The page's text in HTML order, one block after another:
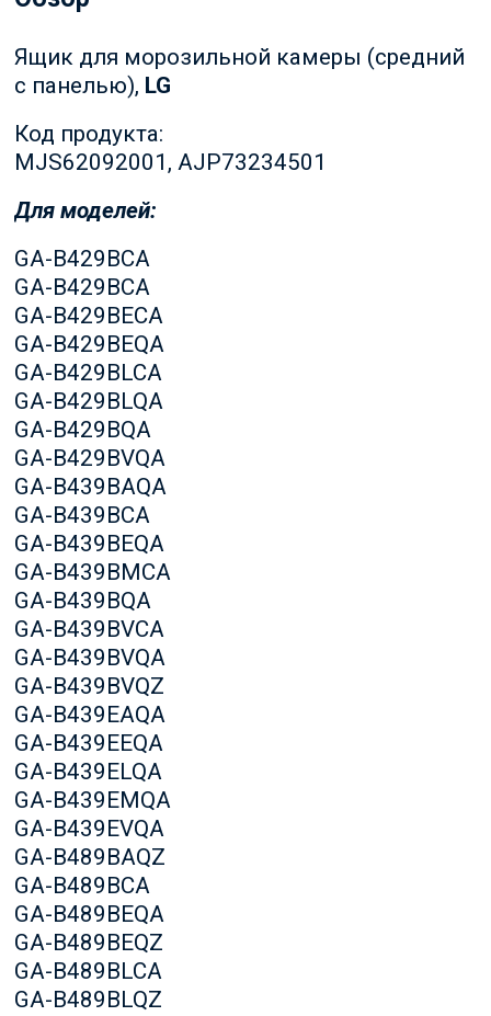
Ящик для морозильной камеры (средний
с панелью), LG
Код продукта:
MJS62092001, AJP73234501
Для моделей:
GA-B429BCA
GA-B429BCA
GA-B429BECA
GA-B429BEQA
GA-B429BLCA
GA-B429BLQA
GA-B429BQA
GA-B429BVQA
GA-B439BAQA
GA-B439BCA
GA-B439BEQA
GA-B439BMCA
GA-B439BQA
GA-B439BVCA
GA-B439BVQA
GA-B439BVQZ
GA-B439EAQA
GA-B439EEQA
GA-B439ELQA
GA-B439EMQA
GA-B439EVQA
GA-B489BAQZ
GA-B489BCA
GA-B489BEQA
GA-B489BEQZ
GA-B489BLCA
GA-B489BLQZ